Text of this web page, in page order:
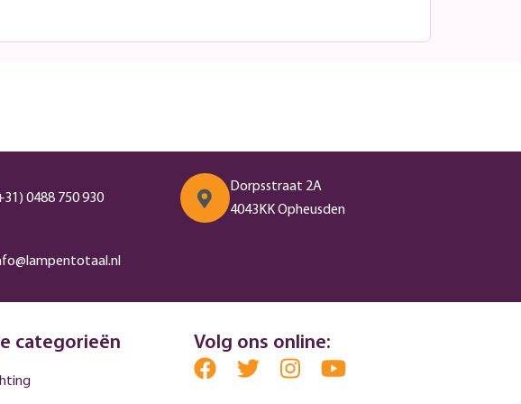
0488 750 930
Dorpsstraat 2A
4043KK Opheusden
categorieën Volg ons online: